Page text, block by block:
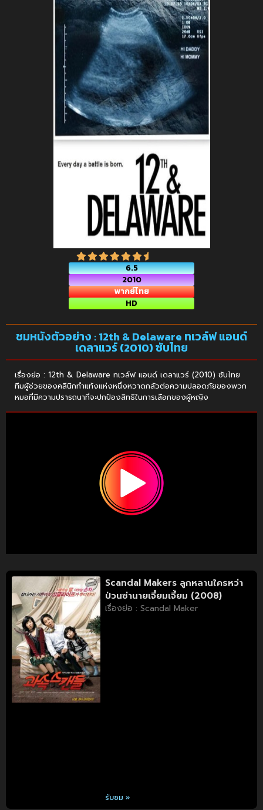
6.5
2010
พากย์ไทย
HD
ชมหนังตัวอย่าง : 12th & Delaware ทเวล์ฟ แอนด์
เดลาแวร์ (2010) ซับไทย
เรื่องย่อ : 12th & Delaware ทเวล์ฟ แอนด์ เดลาแวร์ (2010) ซับไทย
ทีมผู้ช่วยของคลีนิกทำแท้งแห่งหนึ่งหวาดกลัวต่อความปลอดภัยของพวก
หมอที่มีความปรารถนาที่จะปกป้องสิทธิในการเลือกของผู้หญิง
Scandal Makers ลูกหลานใครหว่า
ป่วนซ่านายเจี๋ยมเจี้ยม (2008)
เรื่องย่อ : Scandal Maker
รับชม »